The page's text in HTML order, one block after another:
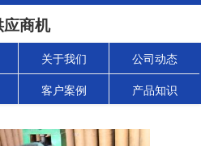
应商机
关于我们 公司动态
客户案例 产品知识